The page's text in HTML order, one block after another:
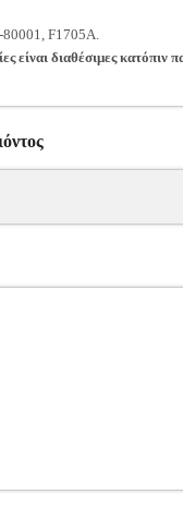
80001, F1705A.
είναι διαθέσιμες κατόπιν